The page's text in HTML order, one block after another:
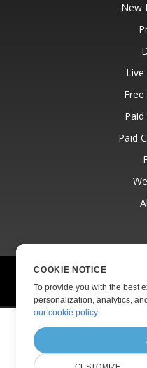
New
Paid
© Aspose Pty Ltd
Privacy Policy
COOKIE NOTICE
To provide you with the best
personalization, analytics,
our cookie policy.